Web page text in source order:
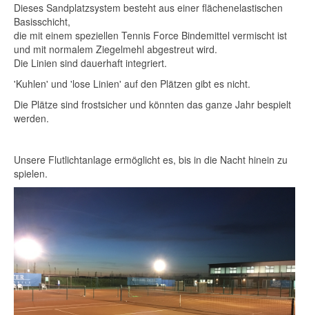
Dieses Sandplatzsystem besteht aus einer flächenelastischen
Basisschicht,
die mit einem speziellen Tennis Force Bindemittel vermischt ist
und mit normalem Ziegelmehl abgestreut wird.
Die Linien sind dauerhaft integriert.
'Kuhlen' und 'lose Linien' auf den Plätzen gibt es nicht.
Die Plätze sind frostsicher und könnten das ganze Jahr bespielt
werden.
Unsere Flutlichtanlage ermöglicht es, bis in die Nacht hinein zu
spielen.